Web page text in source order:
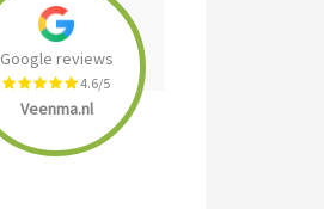
Google reviews
4.6/5
Veenma.nl